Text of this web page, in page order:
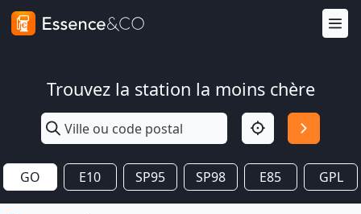
Trouvez la station la moins chère
GO E10 SP95 SP98 E85 GPL